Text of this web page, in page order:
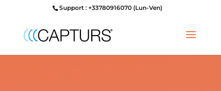
Support : +33780916070 (Lun-Ven)